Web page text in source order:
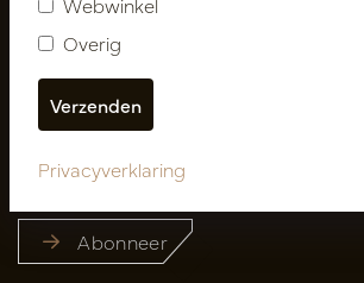
Volg ons
Nieuwsbrief
Abonneer
Overig
Privacyverklaring